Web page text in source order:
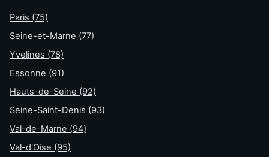
Paris (75)
Seine-et-Marne (77)
Yvelines (78)
Essonne (91)
Hauts-de-Seine (92)
Seine-Saint-Denis (93)
Val-de-Marne (94)
Val-d'Oise (95)